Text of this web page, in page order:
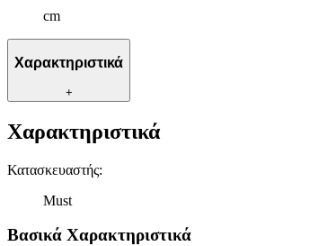
cm
Χαρακτηριστικά
+
Χαρακτηριστικά
Κατασκευαστής:
Must
Βασικά Χαρακτηριστικά